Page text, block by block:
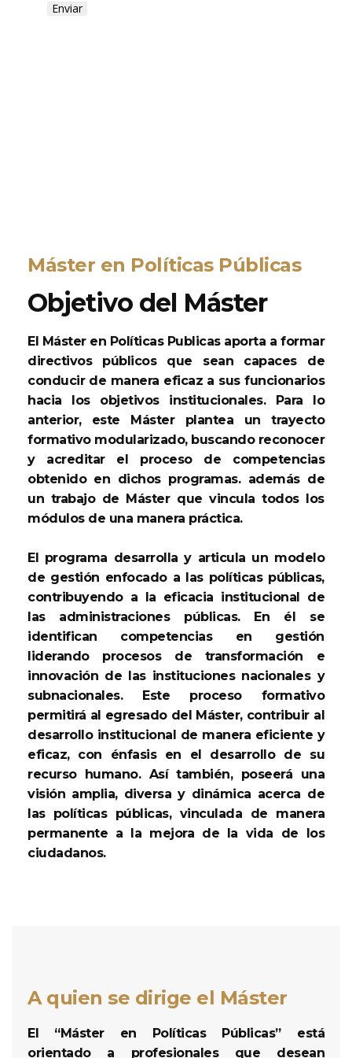
Máster en Políticas Públicas
Objetivo del Máster
El Máster en Políticas Publicas aporta a formar
directivos públicos que sean capaces de
conducir de manera eficaz a sus funcionarios
hacia los objetivos institucionales. Para lo
anterior, este Máster plantea un trayecto
formativo modularizado, buscando reconocer
y acreditar el proceso de competencias
obtenido en dichos programas. además de
un trabajo de Máster que vincula todos los
módulos de una manera práctica.
El programa desarrolla y articula un modelo
de gestión enfocado a las políticas públicas,
contribuyendo a la eficacia institucional de
las administraciones públicas. En él se
identifican competencias en gestión
liderando procesos de transformación e
innovación de las instituciones nacionales y
subnacionales. Este proceso formativo
permitirá al egresado del Máster, contribuir al
desarrollo institucional de manera eficiente y
eficaz, con énfasis en el desarrollo de su
recurso humano. Así también, poseerá una
visión amplia, diversa y dinámica acerca de
las políticas públicas, vinculada de manera
permanente a la mejora de la vida de los
ciudadanos.
A quien se dirige el Máster
El “Máster en Políticas Públicas” está
orientado a profesionales que desean